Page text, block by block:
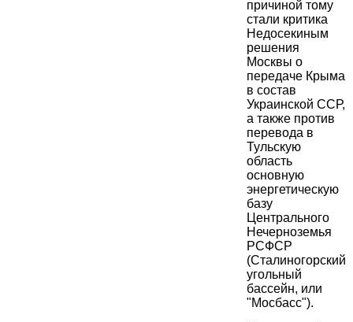
причиной тому
стали критика
Недосекиным
решения
Москвы о
передаче Крыма
в состав
Украинской ССР,
а также против
перевода в
Тульскую
область
основную
энергетическую
базу
Центрального
Нечерноземья
РСФСР
(Сталиногорский
угольный
бассейн, или
"Мосбасс").